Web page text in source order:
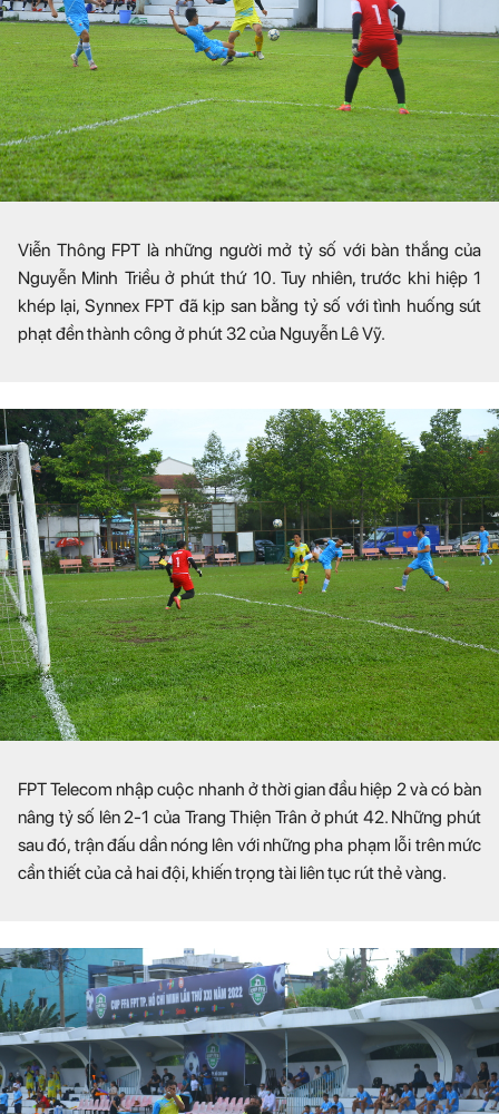
Viễn Thông FPT là những người mở tỷ số với bàn thắng của
Nguyễn Minh Triều ở phút thứ 10. Tuy nhiên, trước khi hiệp 1
khép lại, Synnex FPT đã kịp san bằng tỷ số với tình huống sút
phạt đền thành công ở phút 32 của Nguyễn Lê Vỹ.
FPT Telecom nhập cuộc nhanh ở thời gian đầu hiệp 2 và có bàn
nâng tỷ số lên 2-1 của Trang Thiện Trân ở phút 42. Những phút
sau đó, trận đấu dần nóng lên với những pha phạm lỗi trên mức
cần thiết của cả hai đội, khiến trọng tài liên tục rút thẻ vàng.